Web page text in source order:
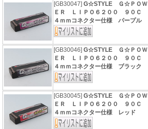
[GB30047]G☆STYLE Ｇ☆ＰＯＷ
ＥＲ ＬＩＰＯ６２００ ９０Ｃ
４ｍｍコネクター仕様 パープル
[GB30046]G☆STYLE Ｇ☆ＰＯＷ
ＥＲ ＬＩＰＯ６２００ ９０Ｃ
４ｍｍコネクター仕様 ブラック
[GB30045]G☆STYLE Ｇ☆ＰＯＷ
ＥＲ ＬＩＰＯ６２００ ９０Ｃ
４ｍｍコネクター仕様 レッド